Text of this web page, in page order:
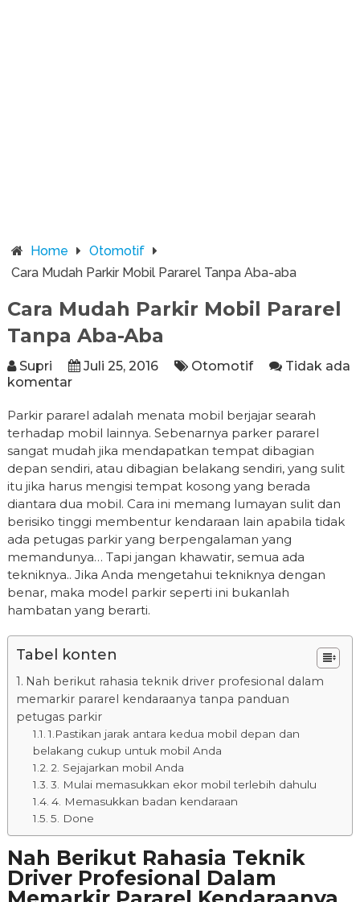
Home
Otomotif
Cara Mudah Parkir Mobil Pararel Tanpa Aba-aba
Cara Mudah Parkir Mobil Pararel
Tanpa Aba-Aba
Supri Juli 25, 2016 Otomotif
Tidak ada
komentar
Parkir pararel adalah menata mobil berjajar searah
terhadap mobil lainnya. Sebenarnya parker pararel
sangat mudah jika mendapatkan tempat dibagian
depan sendiri, atau dibagian belakang sendiri, yang sulit
itu jika harus mengisi tempat kosong yang berada
diantara dua mobil. Cara ini memang lumayan sulit dan
berisiko tinggi membentur kendaraan lain apabila tidak
ada petugas parkir yang berpengalaman yang
memandunya… Tapi jangan khawatir, semua ada
tekniknya.. Jika Anda mengetahui tekniknya dengan
benar, maka model parkir seperti ini bukanlah
hambatan yang berarti.
Tabel konten
Nah berikut rahasia teknik driver profesional dalam
memarkir pararel kendaraanya tanpa panduan
petugas parkir
1.Pastikan jarak antara kedua mobil depan dan
belakang cukup untuk mobil Anda
2. Sejajarkan mobil Anda
3. Mulai memasukkan ekor mobil terlebih dahulu
4. Memasukkan badan kendaraan
5. Done
Nah Berikut Rahasia Teknik
Driver Profesional Dalam